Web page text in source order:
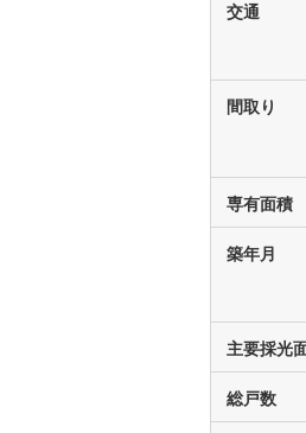
交通
間取り
専有面積
築年月
主要採光
総戸数